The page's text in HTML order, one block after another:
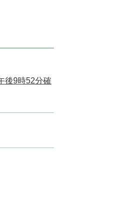
後9時52分確